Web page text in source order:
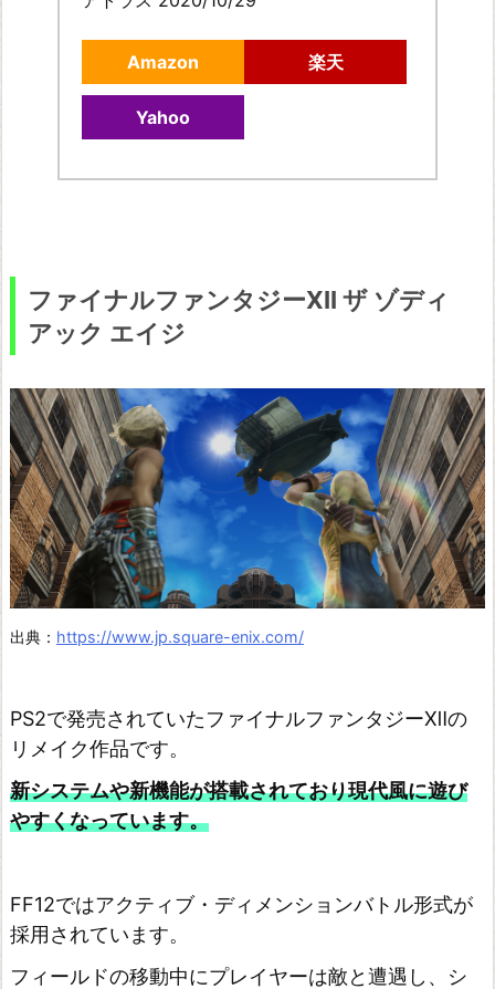
Amazon 楽天
Yahoo
ファイナルファンタジーXII ザ ゾディ
アック エイジ
出典： https://www.jp.square-enix.com/
PS2で発売されていたファイナルファンタジーⅫの
リメイク作品です。
新システムや新機能が搭載されており現代風に遊び
やすくなっています。
FF12ではアクティブ・ディメンションバトル形式が
採用されています。
フィールドの移動中にプレイヤーは敵と遭遇し、シ